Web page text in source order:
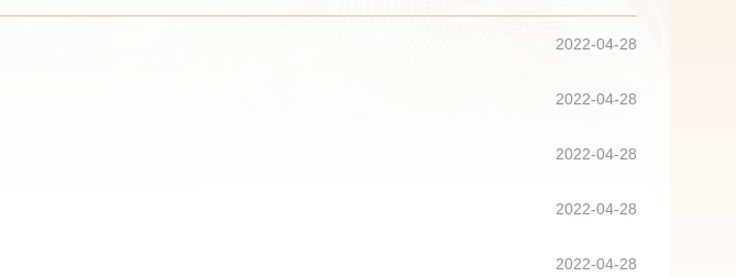
2022-04-28
2022-04-28
2022-04-28
2022-04-28
2022-04-28